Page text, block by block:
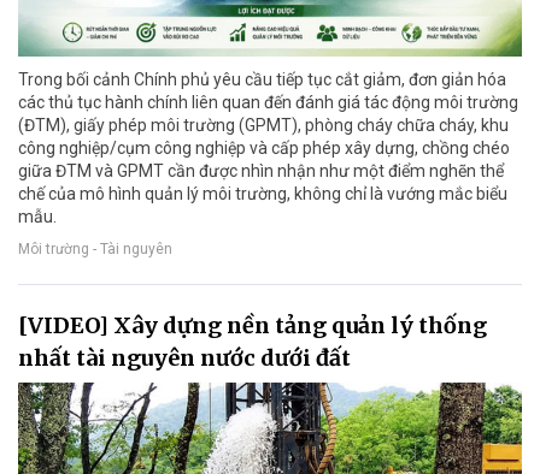
Trong bối cảnh Chính phủ yêu cầu tiếp tục cắt giảm, đơn giản hóa
các thủ tục hành chính liên quan đến đánh giá tác động môi trường
(ĐTM), giấy phép môi trường (GPMT), phòng cháy chữa cháy, khu
công nghiệp/cụm công nghiệp và cấp phép xây dựng, chồng chéo
giữa ĐTM và GPMT cần được nhìn nhận như một điểm nghẽn thể
chế của mô hình quản lý môi trường, không chỉ là vướng mắc biểu
mẫu.
Môi trường - Tài nguyên
[VIDEO] Xây dựng nền tảng quản lý thống
nhất tài nguyên nước dưới đất